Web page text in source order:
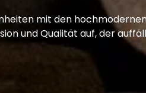
mit den
und Qualität auf, der